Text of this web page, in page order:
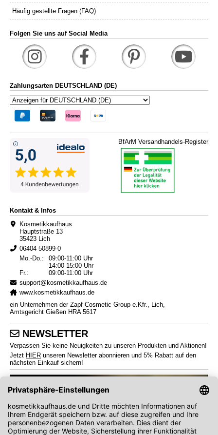
Häufig gestellte Fragen (FAQ)
Folgen Sie uns auf Social Media
Zahlungsarten DEUTSCHLAND (DE)
BfArM Versandhandels-Register
Kontakt & Infos
Kosmetikkaufhaus
Hauptstraße 13
35423 Lich
06404 50899-0
Mo.-Do.:
09:00-11:00 Uhr
14:00-15:00 Uhr
Fr.:
09:00-11:00 Uhr
support@kosmetikkaufhaus.de
www.kosmetikkaufhaus.de
ein Unternehmen der Zapf Cosmetic Group e.Kfr., Lich,
Amtsgericht Gießen HRA 5617
NEWSLETTER
Verpassen Sie keine Neuigkeiten zu unseren Produkten und Aktionen!
Jetzt HIER unseren Newsletter abonnieren und 5% Rabatt auf den
nächsten Einkauf sichern!